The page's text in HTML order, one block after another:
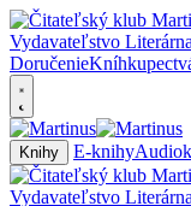
Doručenie
Knihy E-knihy